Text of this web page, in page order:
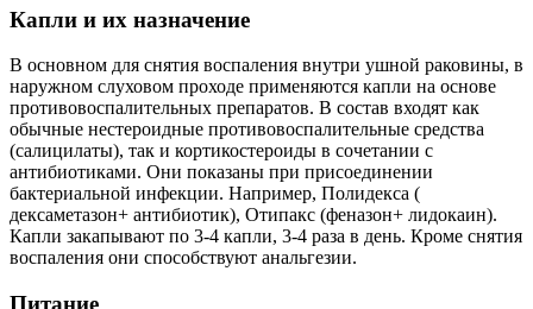
больных атопической формой заболевания
Запрещены цитрусовые, кофе, шоколад, продукты с
высоким содержанием глютена.
При себорейном дерматите следует исключить из
рациона сдобу, кондитерские изделия и печенье —
продукты, способствующие размножению грибка.
Важно дополнительно принимать витамины группы В, А и Е,
а также препараты кальция. Они ускоряют процесс
восстановления кожи, способствуют повышению иммунитета
и общему оздоровлению.